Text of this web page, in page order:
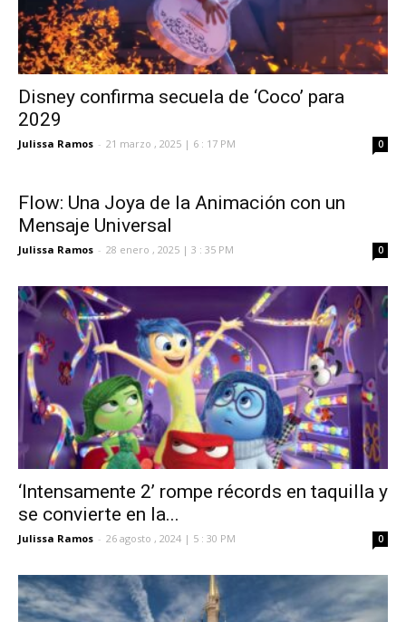
Disney confirma secuela de ‘Coco’ para
2029
Julissa Ramos - 21 marzo , 2025 | 6 : 17 PM 0
Flow: Una Joya de la Animación con un
Mensaje Universal
Julissa Ramos - 28 enero , 2025 | 3 : 35 PM 0
‘Intensamente 2’ rompe récords en taquilla y
se convierte en la...
Julissa Ramos - 26 agosto , 2024 | 5 : 30 PM 0